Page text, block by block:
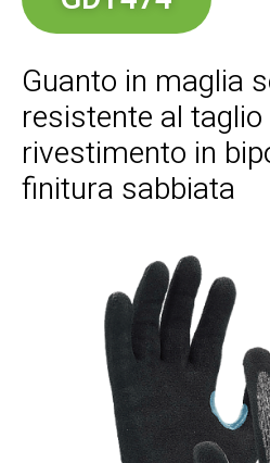
Guanto in maglia
resistente al taglio
rivestimento in
finitura sabbiata